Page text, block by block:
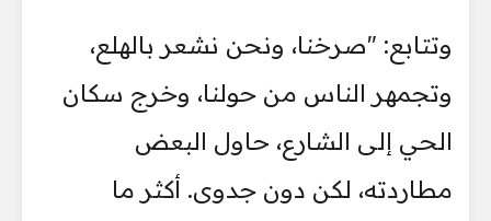
وتتابع: "صرخنا، ونحن نشعر بالهلع،
وتجمهر الناس من حولنا، وخرج سكان
الحي إلى الشارع، حاول البعض
مطاردته، لكن دون جدوى. أكثر ما